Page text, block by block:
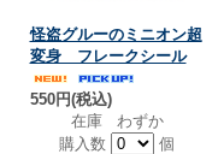
怪盗グルーのミニオン超
変身 フレークシール
550円(税込)
在庫 わずか
購入数
個